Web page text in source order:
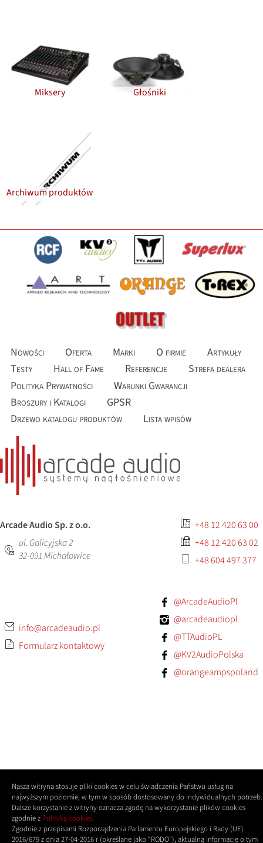
Miksery Głośniki
Archiwum produktów
Nowości Oferta Marki O firmie
Artykuły
Testy
Hall of Fame Referencje
Strefa dealera
Polityka Prywatności
Warunki Gwarancji
Broszury i Katalogi
GPSR
Drzewo katalogu produktów
Lista wpisów
Arcade Audio Sp. z o.o.
ul. Galicyjska 2
32-091Michałowice
+48 12 420 63 00
+48 12 420 63 02
+48 604 497 377
info@arcadeaudio.pl
Formularz kontaktowy
@ArcadeAudioPl
@arcadeaudiopl
@TTAudioPL
@KV2AudioPolska
@orangeampspoland
Nasza witryna stosuje pliki cookies w celu świadczenia Państwu usług na
najwyższym poziomie, w tym w sposób dostosowany do indywidualnych potrzeb.
Dalsze korzystanie z witryny oznacza zgodę na wykorzystanie plików cookies
zgodnie z Polityką cookies.
Zgodnie z przepisami Rozporządzenia Parlamentu Europejskiego i Rady (UE)
2016/679 z dnia 27-04-2016 r (określane jako “RODO”), aktualną informację o tym